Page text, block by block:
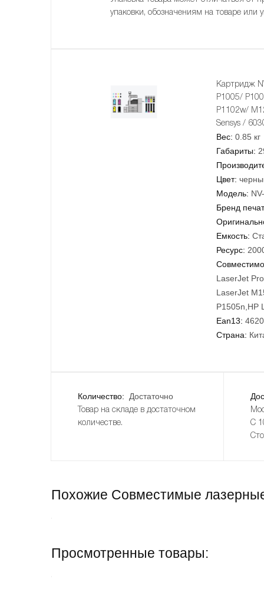
упаковки, обозначениям на товаре или
Картридж
P1005/
P1102w/
Sensys /
Вес: 0.85 кг
Габариты:
Цвет:
Модель:
Бренд
Емкость:
Ресурс:
LaserJet
LaserJet
P1505n,HP
Ean13:
Страна:
Количество: Достаточно
Товар на складе в достаточном
количестве.
С
Похожие Совместимые
Просмотренные товары: